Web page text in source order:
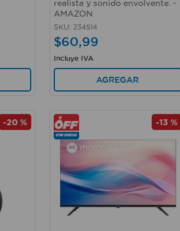
realista y sonido envolvente. -
AMAZON
SKU: 234514
$60,99
Incluye IVA
AGREGAR
-20 % -13 %